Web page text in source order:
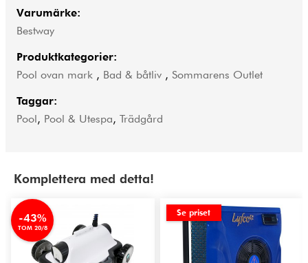
Varumärke:
Bestway
Produktkategorier:
Pool ovan mark , Bad & båtliv , Sommarens Outlet
Taggar:
Pool, Pool & Utespa, Trädgård
Komplettera med detta!
-43%
TOM 20/8
Se priset